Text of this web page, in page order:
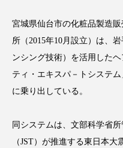
がもたらす可能性とこれから
FEATURED 注目の
宮城県仙台市の化粧品製造
所（2015年10月設立）は、
ンシング技術）を活用した
ティ・エキスパ－トシステ
に乗り出している。
同システムは、文部科学省
（JST）が推進する東日本